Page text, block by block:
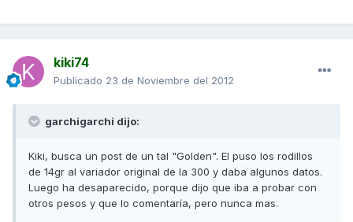
kiki74
Publicado 23 de Noviembre del 2012
garchigarchi dijo:
Kiki, busca un post de un tal "Golden". El puso los rodillos
de 14gr al variador original de la 300 y daba algunos datos.
Luego ha desaparecido, porque dijo que iba a probar con
otros pesos y que lo comentaría, pero nunca mas.